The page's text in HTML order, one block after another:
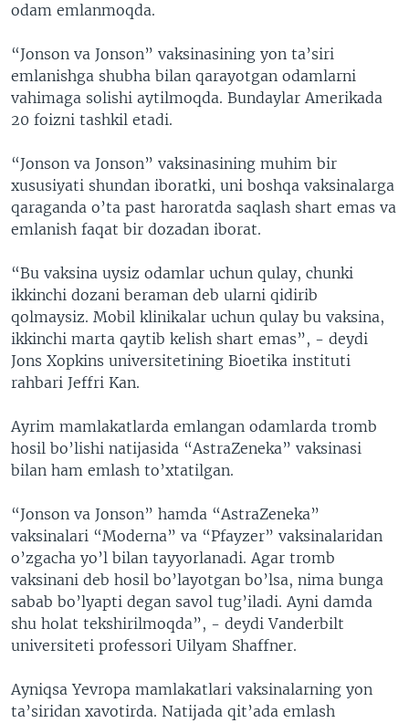
odam emlanmoqda.
“Jonson va Jonson” vaksinasining yon ta’siri
emlanishga shubha bilan qarayotgan odamlarni
vahimaga solishi aytilmoqda. Bundaylar Amerikada
20 foizni tashkil etadi.
“Jonson va Jonson” vaksinasining muhim bir
xususiyati shundan iboratki, uni boshqa vaksinalarga
qaraganda o’ta past haroratda saqlash shart emas va
emlanish faqat bir dozadan iborat.
“Bu vaksina uysiz odamlar uchun qulay, chunki
ikkinchi dozani beraman deb ularni qidirib
qolmaysiz. Mobil klinikalar uchun qulay bu vaksina,
ikkinchi marta qaytib kelish shart emas”, - deydi
Jons Xopkins universitetining Bioetika instituti
rahbari Jeffri Kan.
Ayrim mamlakatlarda emlangan odamlarda tromb
hosil bo’lishi natijasida “AstraZeneka” vaksinasi
bilan ham emlash to’xtatilgan.
“Jonson va Jonson” hamda “AstraZeneka”
vaksinalari “Moderna” va “Pfayzer” vaksinalaridan
o’zgacha yo’l bilan tayyorlanadi. Agar tromb
vaksinani deb hosil bo’layotgan bo’lsa, nima bunga
sabab bo’lyapti degan savol tug’iladi. Ayni damda
shu holat tekshirilmoqda”, - deydi Vanderbilt
universiteti professori Uilyam Shaffner.
Ayniqsa Yevropa mamlakatlari vaksinalarning yon
ta’siridan xavotirda. Natijada qit’ada emlash